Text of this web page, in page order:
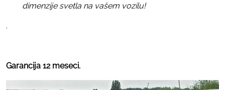
dimenzije svetla na vašem vozilu!
.
Garancija 12 meseci.